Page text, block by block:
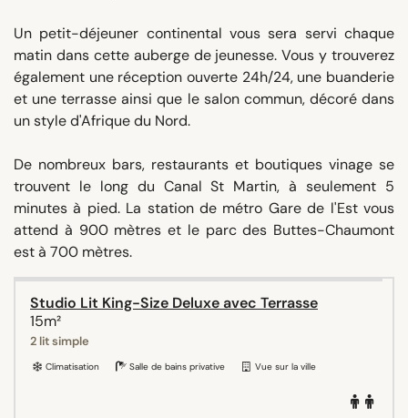
Un petit-déjeuner continental vous sera servi chaque
matin dans cette auberge de jeunesse. Vous y trouverez
également une réception ouverte 24h/24, une buanderie
et une terrasse ainsi que le salon commun, décoré dans
un style d'Afrique du Nord.
De nombreux bars, restaurants et boutiques vinage se
trouvent le long du Canal St Martin, à seulement 5
minutes à pied. La station de métro Gare de l'Est vous
attend à 900 mètres et le parc des Buttes-Chaumont
est à 700 mètres.
Studio Lit King-Size Deluxe avec Terrasse
15m²
2 lit simple
Climatisation Salle de bains privative Vue sur la ville